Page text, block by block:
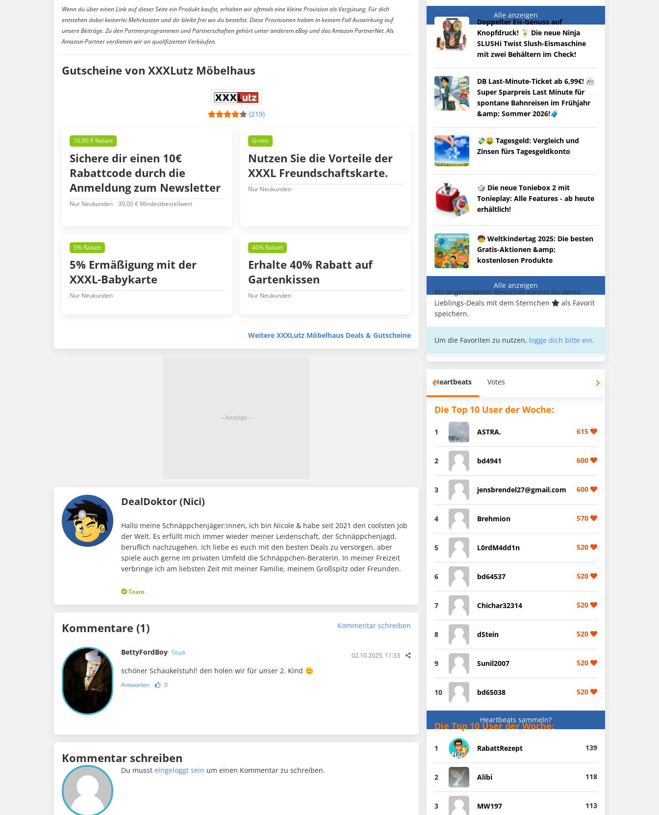
Wenn du über einen Link auf dieser Seite ein Produkt kaufst, erhalten wir oftmals eine kleine Provision als Vergütung. Für dich
entstehen dabei keinerlei Mehrkosten und dir bleibt frei wo du bestellst. Diese Provisionen haben in keinem Fall Auswirkung auf
unsere Beiträge. Zu den Partnerprogrammen und Partnerschaften gehört unter anderem eBay und das Amazon PartnerNet. Als
Amazon-Partner verdienen wir an qualifizierten Verkäufen.
Gutscheine von XXXLutz Möbelhaus
(219)
10,00 € Rabatt
Sichere dir einen 10€
Rabattcode durch die
Anmeldung zum Newsletter
Nur Neukunden 30,00 € Mindestbestellwert
Gratis
Nutzen Sie die Vorteile der
XXXL Freundschaftskarte.
Nur Neukunden
5% Rabatt
5% Ermäßigung mit der
XXXL-Babykarte
Nur Neukunden
40% Rabatt
Erhalte 40% Rabatt auf
Gartenkissen
Nur Neukunden
Weitere XXXLutz Möbelhaus Deals & Gutscheine
DealDoktor (Nici)
Hallo meine Schnäppchenjäger:innen, ich bin Nicole & habe seit 2021 den coolsten Job
der Welt. Es erfüllt mich immer wieder meiner Leidenschaft, der Schnäppchenjagd,
beruflich nachzugehen. Ich liebe es euch mit den besten Deals zu versorgen, aber
spiele auch gerne im privaten Umfeld die Schnäppchen-Beraterin. In meiner Freizeit
verbringe ich am liebsten Zeit mit meiner Familie, meinem Großspitz oder Freunden.
Team
Kommentare (1) Kommentar schreiben
BettyFordBoy Studi 02.10.2025, 11:33
schöner Schaukelstuhl! den holen wir für unser 2. Kind 🙂
Antworten 0
Kommentar schreiben
Du mussteingeloggt sein um einen Kommentar zu schreiben.
Alle anzeigen
Doppelter Eis-Genuss auf
Knopfdruck! 🍹 Die neue Ninja
SLUSHi Twist Slush-Eismaschine
mit zwei Behältern im Check!
DB Last-Minute-Ticket ab 6,99€! 🚈
Super Sparpreis Last Minute für
spontane Bahnreisen im Frühjahr
&amp; Sommer 2026!🧳
💸🤑 Tagesgeld: Vergleich und
Zinsen fürs Tagesgeldkonto
🎲 Die neue Toniebox 2 mit
Tonieplay: Alle Features - ab heute
erhältlich!
🧒 Weltkindertag 2025: Die besten
Gratis-Aktionen &amp;
kostenlosen Produkte
Alle anzeigen
Als angemeldeter Besucher kannst du deine
Lieblings-Deals mit dem Sternchen
als Favorit
speichern.
Um die Favoriten zu nutzen, logge dich bitte ein.
Heartbeats Votes
Die Top 10 User der Woche:
1 ASTRA. 615
2 bd4941 600
3 jensbrendel27@gmail.com 600
4 Brehmion 570
5 L0rdM4dd1n 520
6 bd64537 520
7 Chichar32314 520
8 dStein 520
9 Sunil2007 520
10 bd65038 520
Heartbeats sammeln?
Die Top 10 User der Woche:
1 RabattRezept 139
2 Alibi 118
3 MW197 113